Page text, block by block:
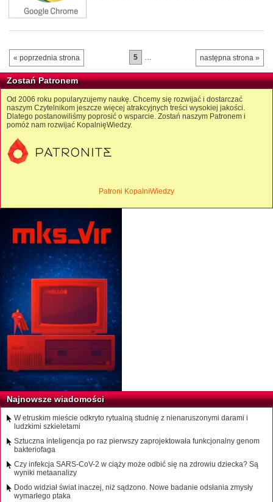
« poprzednia strona następna strona »
5 …
Zostań Patronem
Od 2006 roku popularyzujemy naukę. Chcemy się rozwijać i dostarczać
naszym Czytelnikom jeszcze więcej atrakcyjnych treści wysokiej jakości.
Dlatego postanowiliśmy poprosić o wsparcie. Zostań naszym Patronem i
pomóż nam rozwijać KopalnięWiedzy.
Patroni KopalniWiedzy
Najnowsze wiadomości
W etruskim mieście odkryto rytualną studnię z nienaruszonymi darami i
ludzkimi szkieletami
Sztuczna inteligencja po raz pierwszy zaprojektowała funkcjonalny genom
bakteriofaga
Czy infekcja SARS-CoV-2 w ciąży może odbić się na zdrowiu dziecka? Są
wyniki metaanalizy
Dodo widział świat inaczej, niż sądzono. Nowe badanie odsłania zmysły
wymarłego ptaka